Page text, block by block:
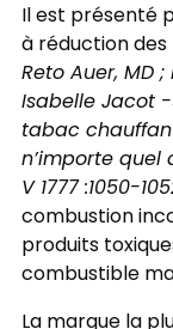
Il est présenté
à réduction des
Reto Auer, MD
Isabelle Jacot
tabac
n’importe quel
V 1777 :1050-
combustion
produits
combustible